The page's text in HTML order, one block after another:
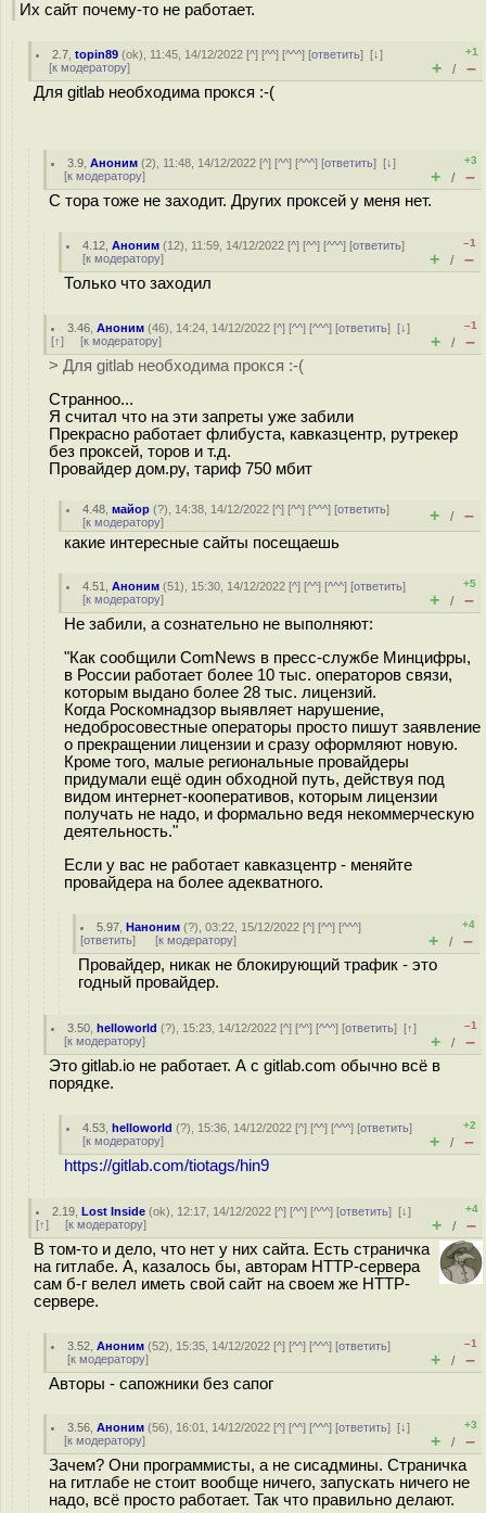
Их сайт почему-то не работает.
2.7 ,topin89 (ok), 11:45, 14/12/2022 [^] [^^] [^^^] [ответить][↓]
[к модератору]
+1
+ / –
Для gitlab необходима прокся :-(
3.9 ,Аноним (2), 11:48, 14/12/2022 [^] [^^] [^^^] [ответить][↓]
[к модератору]
+3
+ / –
С тора тоже не заходит. Других проксей у меня нет.
4.12 ,Аноним (12), 11:59, 14/12/2022 [^] [^^] [^^^] [ответить]
[к модератору]
–1
+ / –
Только что заходил
3.46 ,Аноним (46), 14:24, 14/12/2022 [^] [^^] [^^^] [ответить][↓]
[↑] [к модератору]
–1
+ / –
> Для gitlab необходима прокся :-(
Странноо...
Я считал что на эти запреты уже забили
Прекрасно работает флибуста, кавказцентр, рутрекер
без проксей, торов и т.д.
Провайдер дом.ру, тариф 750 мбит
4.48 ,майор (?), 14:38, 14/12/2022 [^] [^^] [^^^] [ответить]
[к модератору] + / –
какие интересные сайты посещаешь
4.51 ,Аноним (51), 15:30, 14/12/2022 [^] [^^] [^^^] [ответить]
[к модератору]
+5
+ / –
Не забили, а сознательно не выполняют:
"Как сообщили ComNews в пресс-службе Минцифры,
в России работает более 10 тыс. операторов связи,
которым выдано более 28 тыс. лицензий.
Когда Роскомнадзор выявляет нарушение,
недобросовестные операторы просто пишут заявление
о прекращении лицензии и сразу оформляют новую.
Кроме того, малые региональные провайдеры
придумали ещё один обходной путь, действуя под
видом интернет-кооперативов, которым лицензии
получать не надо, и формально ведя некоммерческую
деятельность."
Если у вас не работает кавказцентр - меняйте
провайдера на более адекватного.
5.97 ,Наноним (?), 03:22, 15/12/2022 [^] [^^] [^^^]
[ответить] [к модератору]
+4
+ / –
Провайдер, никак не блокирующий трафик - это
годный провайдер.
3.50 ,helloworld (?), 15:23, 14/12/2022 [^] [^^] [^^^] [ответить][↑]
[к модератору]
–1
+ / –
Это gitlab.io не работает. А с gitlab.com обычно всё в
порядке.
4.53 ,helloworld (?), 15:36, 14/12/2022 [^] [^^] [^^^] [ответить]
[к модератору]
+2
+ / –
https://gitlab.com/tiotags/hin9
2.19 ,Lost Inside (ok), 12:17, 14/12/2022 [^] [^^] [^^^] [ответить][↓]
[↑] [к модератору]
+4
+ / –
В том-то и дело, что нет у них сайта. Есть страничка
на гитлабе. А, казалось бы, авторам HTTP-сервера
сам б-г велел иметь свой сайт на своем же HTTP-
сервере.
3.52 ,Аноним (52), 15:35, 14/12/2022 [^] [^^] [^^^] [ответить]
[к модератору]
–1
+ / –
Авторы - сапожники без сапог
3.56 ,Аноним (56), 16:01, 14/12/2022 [^] [^^] [^^^] [ответить][↓]
[к модератору]
+3
+ / –
Зачем? Они программисты, а не сисадмины. Страничка
на гитлабе не стоит вообще ничего, запускать ничего не
надо, всё просто работает. Так что правильно делают.